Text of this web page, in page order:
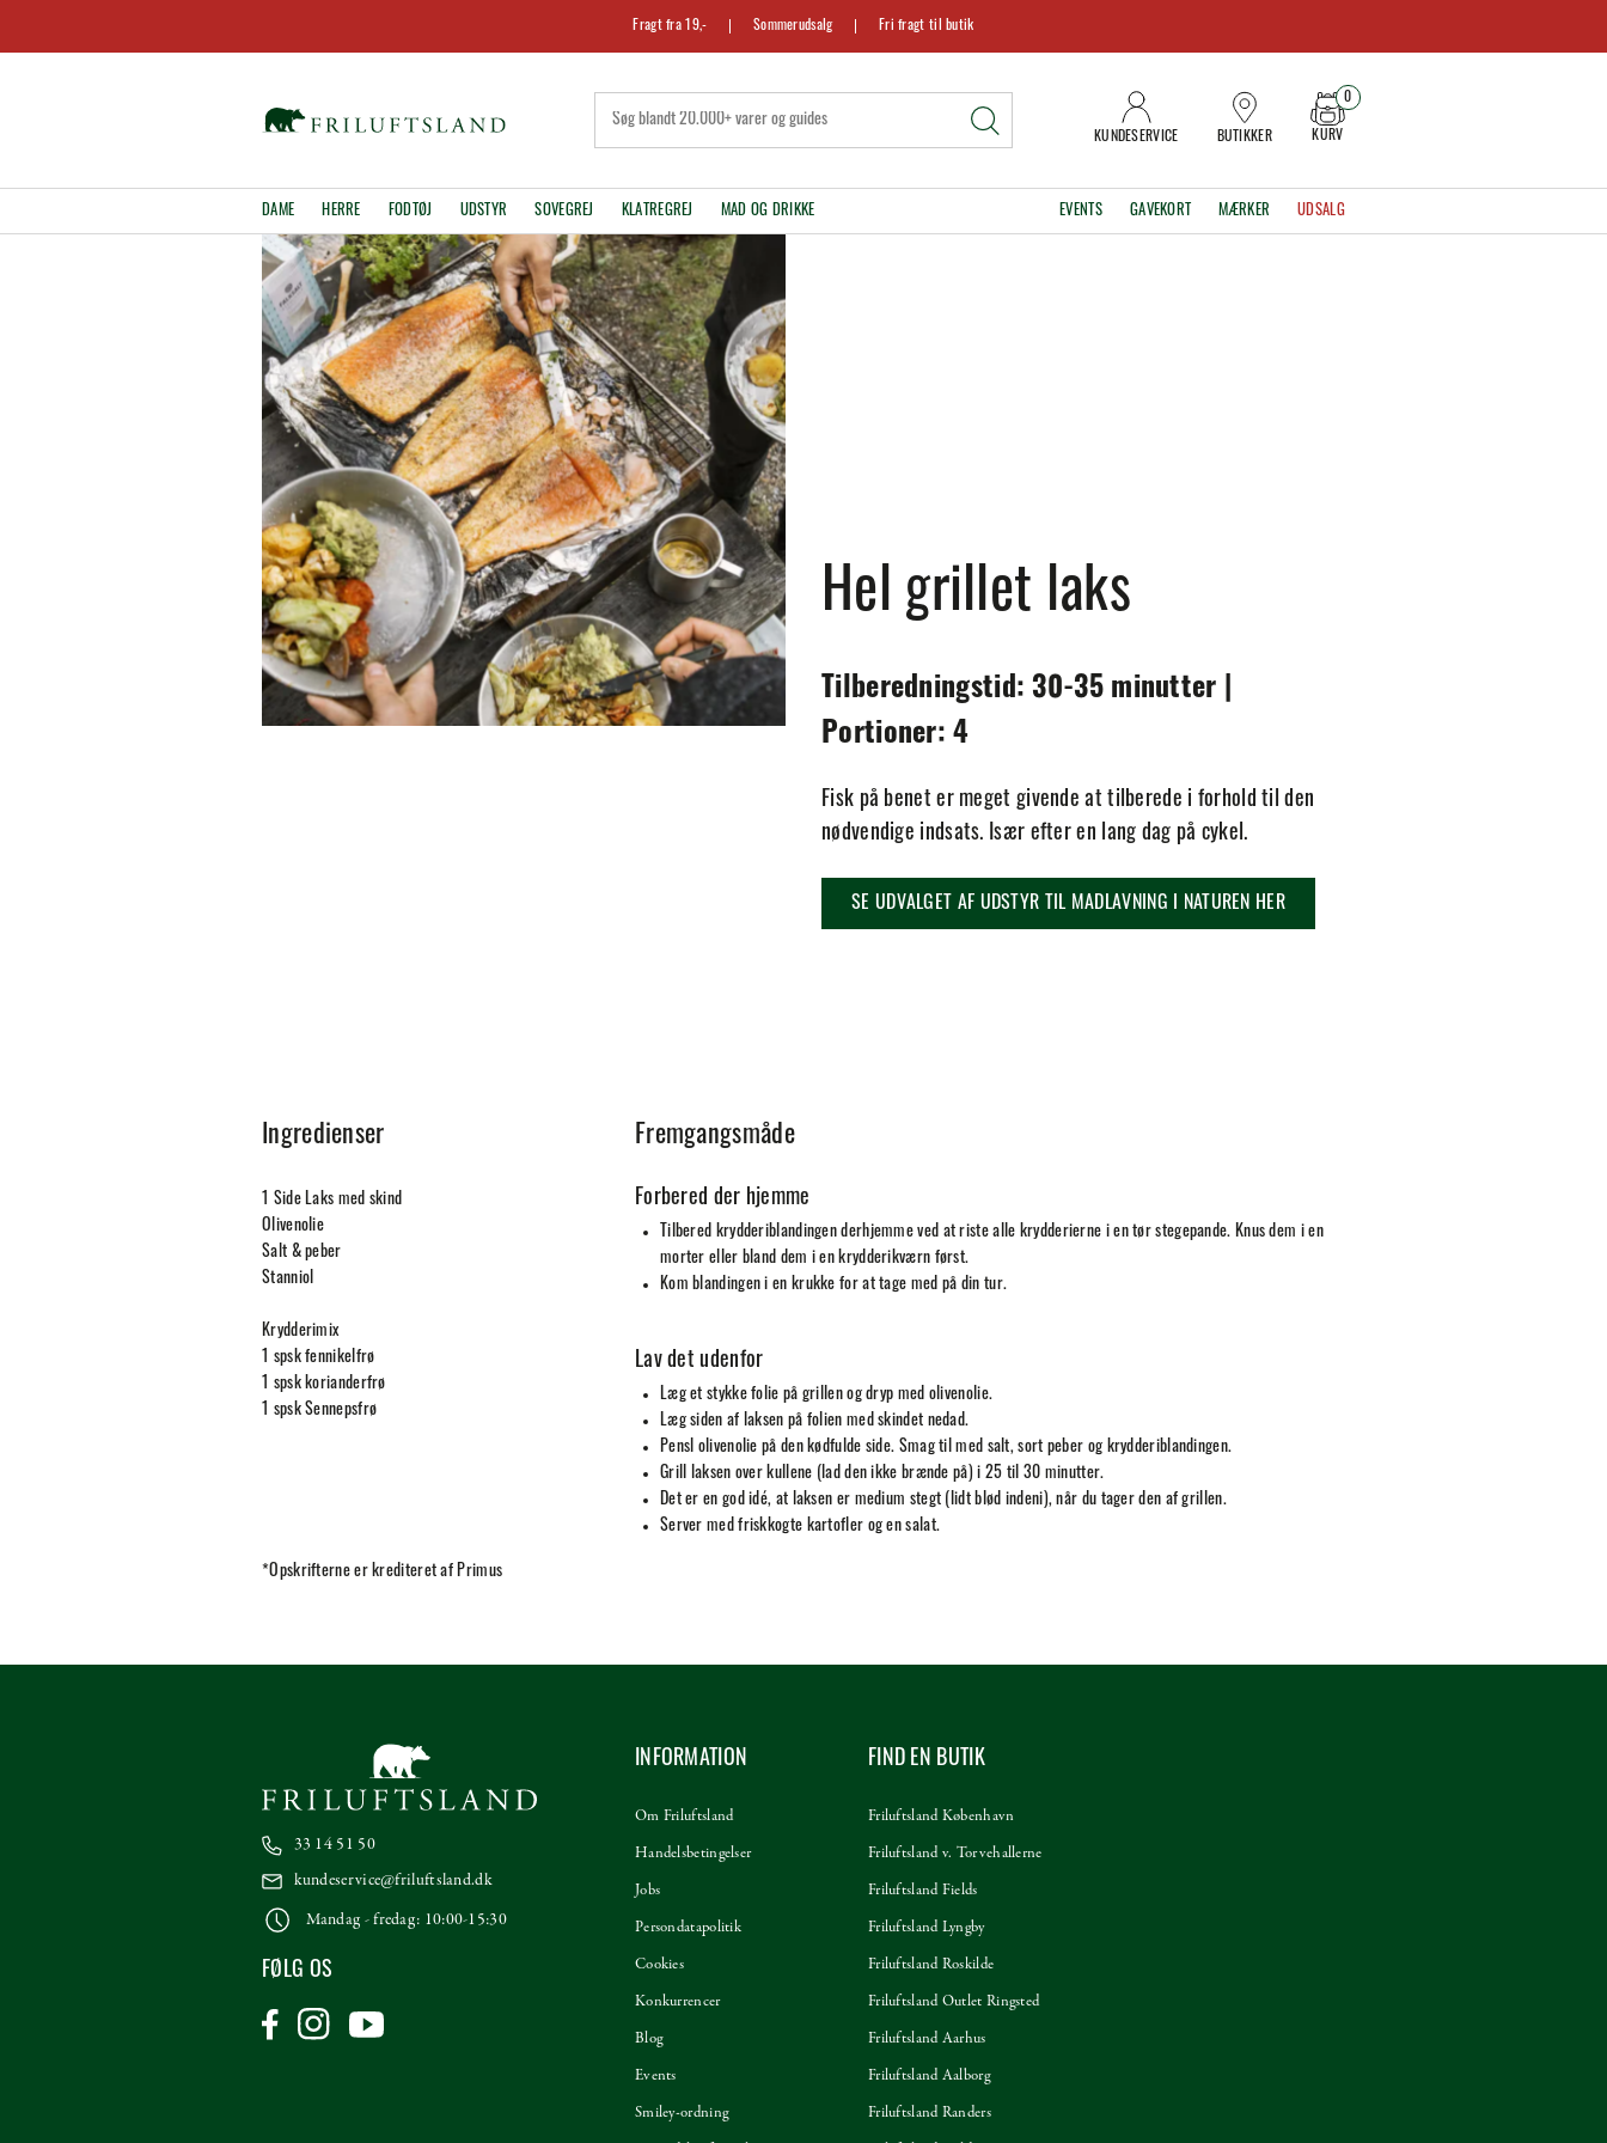
Fragt fra 19,- Sommerudsalg Fri fragt til butik
KUNDESERVICE BUTIKKER KURV
0
DAME HERRE FODTØJ UDSTYR SOVEGREJ KLATREGREJ MAD OG DRIKKE EVENTS GAVEKORT MÆRKER UDSALG
Hel grillet laks
Tilberedningstid: 30-35 minutter |
Portioner: 4
Fisk på benet er meget givende at tilberede i forhold til den
nødvendige indsats. Især efter en lang dag på cykel.
SE UDVALGET AF UDSTYR TIL MADLAVNING I NATUREN HER
Ingredienser
1 Side Laks med skind
Olivenolie
Salt & peber
Stanniol
Krydderimix
1 spsk fennikelfrø
1 spsk korianderfrø
1 spsk Sennepsfrø
Fremgangsmåde
Forbered der hjemme
Tilbered krydderiblandingen derhjemme ved at riste alle krydderierne i en tør stegepande. Knus dem i en
morter eller bland dem i en krydderikværn først.
Kom blandingen i en krukke for at tage med på din tur.
Lav det udenfor
Læg et stykke folie på grillen og dryp med olivenolie.
Læg siden af laksen på folien med skindet nedad.
Pensl olivenolie på den kødfulde side. Smag til med salt, sort peber og krydderiblandingen.
Grill laksen over kullene (lad den ikke brænde på) i 25 til 30 minutter.
Det er en god idé, at laksen er medium stegt (lidt blød indeni), når du tager den af grillen.
Server med friskkogte kartofler og en salat.
*Opskrifterne er krediteret afPrimus
33 14 51 50
kundeservice@friluftsland.dk
Mandag - fredag: 10:00-15:30
FØLG OS
INFORMATION
Om Friluftsland
Handelsbetingelser
Jobs
Persondatapolitik
Cookies
Konkurrencer
Blog
Events
Smiley-ordning
FIND EN BUTIK
Friluftsland København
Friluftsland v. Torvehallerne
Friluftsland Fields
Friluftsland Lyngby
Friluftsland Roskilde
Friluftsland Outlet Ringsted
Friluftsland Aarhus
Friluftsland Aalborg
Friluftsland Randers